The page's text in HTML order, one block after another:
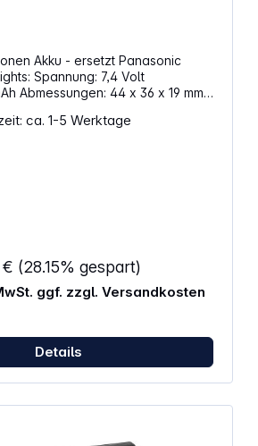
Akku - ersetzt Panasonic
7,4 Volt
mm
DMC-FZ28K, DMC-FZ30,
ca. 1-5 Werktage
€ (28.15% gespart)
ggf. zzgl. Versandkosten
Details